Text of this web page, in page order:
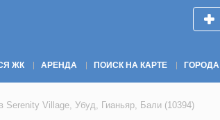
ЖК АРЕНДА ПОИСК НА КАРТЕ ГОРОДА
Serenity Village, Убуд, Гианьяр, Бали (10394)